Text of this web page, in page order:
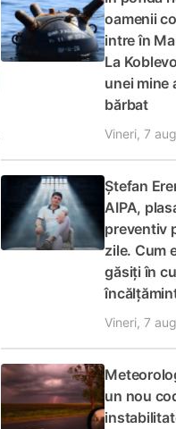
oamenii
intre în
La
unei mine
bărbat
Vineri, 7
Ștefan
AIPA,
preventiv
zile. Cum
găsiți în
Vineri, 7
un nou